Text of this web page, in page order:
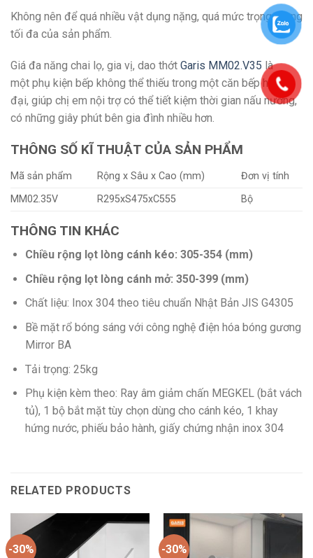
Không nên để quá nhiều vật dụng nặng, quá mức trọng lượng
tối đa của sản phẩm.
Giá đa năng chai lọ, gia vị, dao thớt Garis MM02.V35 là
một phụ kiện bếp không thể thiếu trong một căn bếp hiện
đại, giúp chị em nội trợ có thể tiết kiệm thời gian nấu nướng,
có những giây phút bên gia đình nhiều hơn.
THÔNG SỐ KĨ THUẬT CỦA SẢN PHẨM
Mã sản phẩm Rộng x Sâu x Cao (mm)
Đơn vị tính
MM02.35V
R295xS475xC555 Bộ
THÔNG TIN KHÁC
Chiều rộng lọt lòng cánh kéo: 305-354 (mm)
Chiều rộng lọt lòng cánh mở: 350-399 (mm)
Chất liệu: Inox 304 theo tiêu chuẩn Nhật Bản JIS G4305
Bề mặt rổ bóng sáng với công nghệ điện hóa bóng gương
Mirror BA
Tải trọng: 25kg
Phụ kiện kèm theo: Ray âm giảm chấn MEGKEL (bắt vách
tủ), 1 bộ bắt mặt tùy chọn dùng cho cánh kéo, 1 khay
hứng nước, phiếu bảo hành, giấy chứng nhận inox 304
RELATED PRODUCTS
-30% -30%